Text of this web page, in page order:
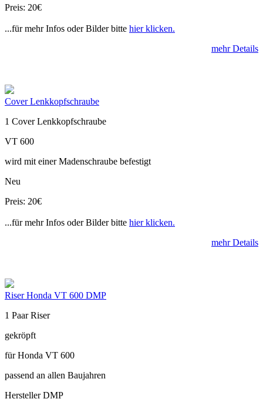
Preis: 20€
...für mehr Infos oder Bilder bitte hier klicken.
mehr Details
Cover Lenkkopfschraube
1 Cover Lenkkopfschraube
VT 600
wird mit einer Madenschraube befestigt
Neu
Preis: 20€
...für mehr Infos oder Bilder bitte hier klicken.
mehr Details
Riser Honda VT 600 DMP
1 Paar Riser
gekröpft
für Honda VT 600
passend an allen Baujahren
Hersteller DMP